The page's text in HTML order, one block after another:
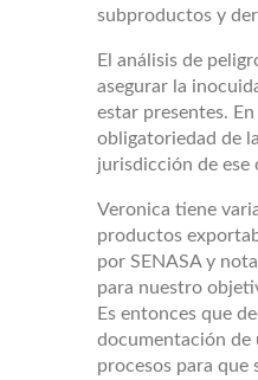
subproductos y
El análisis de
asegurar la
estar presentes.
obligatoriedad de
jurisdicción de ese
Veronica tiene
productos
por SENASA y
para nuestro
Es entonces que
documentación de
procesos para que